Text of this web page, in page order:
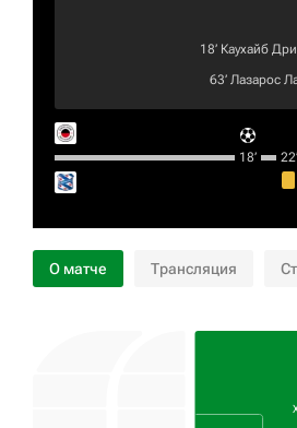
18‎’‎ Каухайб
63‎’‎ Лазарос
18‎’‎ 22‎’‎
О матче Трансляция